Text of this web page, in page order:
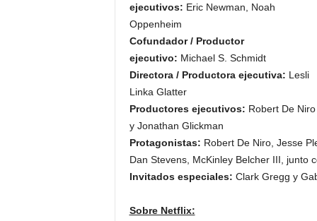
ejecutivos: Eric Newman, Noah
Oppenheim
Cofundador / Productor
ejecutivo: Michael S. Schmidt
Directora / Productora ejecutiva: Lesli
Linka Glatter
Productores ejecutivos: Robert De Niro
y Jonathan Glickman
Protagonistas: Robert De Niro, Jesse
Dan Stevens, McKinley Belcher III, junto
Invitados especiales: Clark Gregg y
Sobre Netflix: